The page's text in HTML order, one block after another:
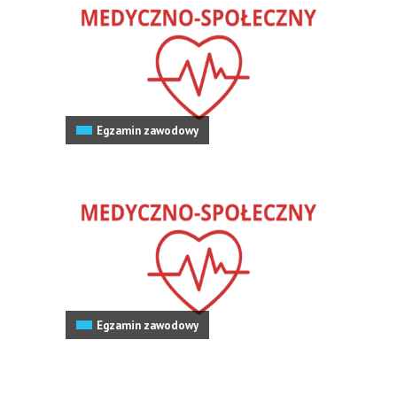
Egzamin zawodowy
Egzamin zawodowy